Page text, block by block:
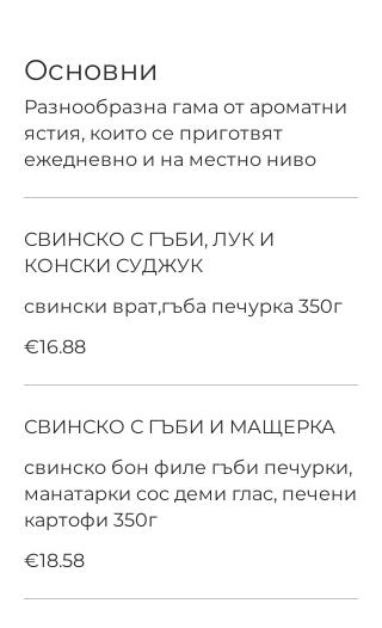
Основни
Разнообразна гама от ароматни
ястия, които се приготвят
ежедневно и на местно ниво
СВИНСКО С ГЪБИ, ЛУК И
КОНСКИ СУДЖУК
свински врат,гъба печурка 350г
€16.88
СВИНСКО С ГЪБИ И МАЩЕРКА
свинско бон филе гъби печурки,
манатарки сос деми глас, печени
картофи 350г
€18.58